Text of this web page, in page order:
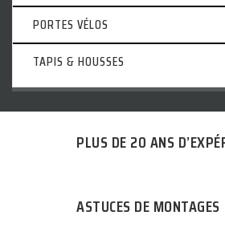
PORTES VÉLOS
TAPIS & HOUSSES
PLUS DE 20 ANS
ASTUCES DE MONTAGES